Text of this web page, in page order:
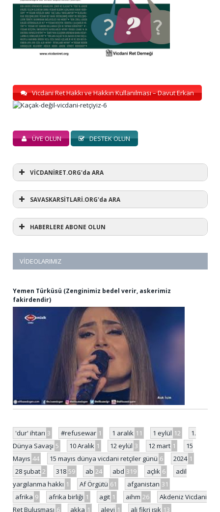
Vicdani Ret Hakkı ve Hakkın Kullanılması – Davut Erkan
ÜYE OLUN DESTEK OLUN
VİCDANİRET.ORG'da ARA
SAVASKARSİTLARİ.ORG'da ARA
HABERLERE ABONE OLUN
VIDEOLARIMIZ
Yemen Türküsü (Zenginimiz bedel verir, askerimiz
fakirdendir)
'dur' ihtarı 3 #refusewar 1 1 aralık 11 1 eylül 12
1.
Dünya Savaşı 5 10 Aralık 1 12 eylül 3 12 mart 1
15
Mayıs 44 15 mayıs dünya vicdani retçiler günü 6 2024 1
28 şubat 2 318 59 ab 24 abd 319 açlık 6
adil
yargılanma hakkı 1 Af Örgütü 61 afganistan 31
afrika 9 afrika birliği 1 agit 1 aihm 26
Akdeniz Vicdani
Ret Buluşması 6 akka 1 alevi 1 ali fikri ışık 13